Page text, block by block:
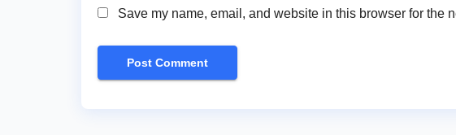
Save my name, email, and website in this browser for the